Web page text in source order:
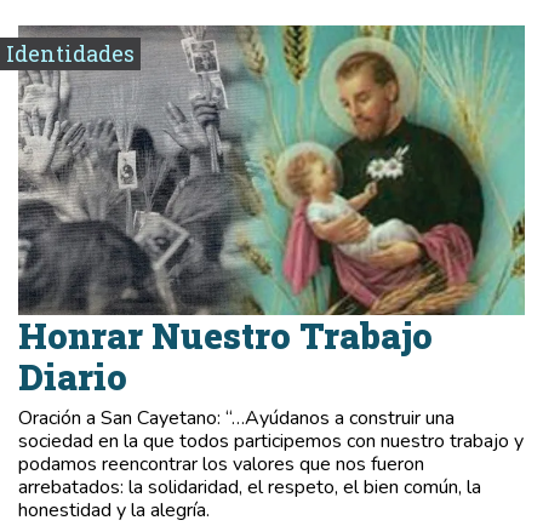
Identidades
Honrar Nuestro Trabajo
Diario
Oración a San Cayetano: “…Ayúdanos a construir una
sociedad en la que todos participemos con nuestro trabajo y
podamos reencontrar los valores que nos fueron
arrebatados: la solidaridad, el respeto, el bien común, la
honestidad y la alegría.